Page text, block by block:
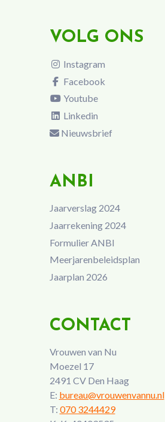
VOLG ONS
Instagram
Facebook
Youtube
Linkedin
Nieuwsbrief
ANBI
Jaarverslag 2024
Jaarrekening 2024
Formulier ANBI
Meerjarenbeleidsplan
Jaarplan 2026
CONTACT
Vrouwen van Nu
Moezel 17
2491 CV Den Haag
E: bureau@vrouwenvannu.nl
T: 070 3244429